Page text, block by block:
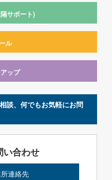
サポート)
ル
ップ
談、何でもお気軽にお問
い合わせ
連絡先